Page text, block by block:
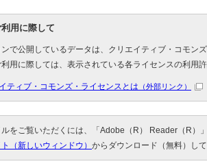
用に際して
で公開しているデータは、クリエイティブ・コモン
用に際しては、表示されている各ライセンスの利用
ティブ・コモンズ・ライセンスとは （外部リンク）
ルをご覧いただくには、「Adobe（R） Reader（R）
（新しいウィンドウ） からダウンロード（無料）して